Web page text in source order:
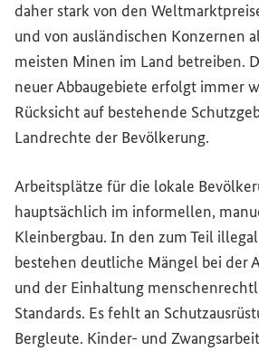
daher stark von den
und von ausländischen Konzernen
meisten Minen im Land betreiben.
neuer Abbaugebiete erfolgt immer
Rücksicht auf bestehende
Landrechte der Bevölkerung.
Arbeitsplätze für die lokale
hauptsächlich im informellen,
Kleinbergbau. In den zum Teil
bestehen deutliche Mängel bei der
und der Einhaltung
Standards. Es fehlt an
Bergleute. Kinder- und